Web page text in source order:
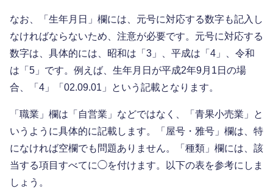
なお、「生年月日」欄には、元号に対応する数字も記入し
なければならないため、注意が必要です。元号に対応する
数字は、具体的には、昭和は「3」、平成は「4」、令和
は「5」です。例えば、生年月日が平成2年9月1日の場
合、「4」「02.09.01」という記載となります。
「職業」欄は「自営業」などではなく、「青果小売業」と
いうように具体的に記載します。「屋号・雅号」欄は、特
になければ空欄でも問題ありません。「種類」欄には、該
当する項目すべてに◯を付けます。以下の表を参考にしま
しょう。